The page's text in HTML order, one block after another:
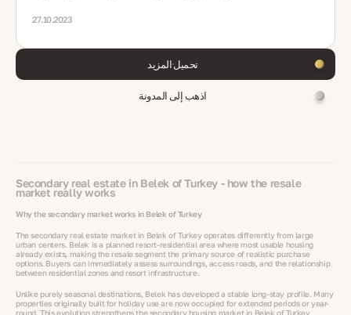
27.10.2023
تحميل المزيد
اذهب إلى المدونة
Secondary real estate in Belek of Turkey - how the resale
market really works
Why the secondary market works in Belek of Turkey
The secondary real estate market in Belek of Turkey operates differently from large
urban centers. Belek is a planned resort-residential area where most usable housing
already exists, making the resale segment the primary source of realistic purchase
options. Buyers can immediately assess surroundings, access roads, and the relationship
between residential zones and resort infrastructure.
Unlike purely seasonal destinations, Belek has developed a stable long-stay profile. Many
properties originally built for holiday use are now occupied for extended periods or year-
round. This evolution strengthens the secondary housing market in Belek of Turkey